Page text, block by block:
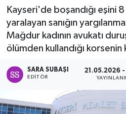
Kayseri'de boşandığı eşini
yaralayan sanığın
Mağdur kadının avukatı
ölümden kullandığı korsenin
SARA SUBAŞI
EDITÖR
21.05.2026 -